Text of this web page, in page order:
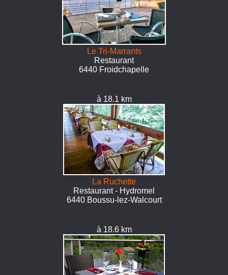
Le Tri-Marrants
Restaurant
6440 Froidchapelle
à 18.1 km
La Ruchette
Restaurant - Hydromel
6440 Boussu-lez-Walcourt
à 18.6 km